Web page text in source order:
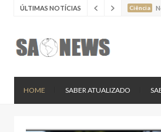
ÚLTIMAS NOTÍCIAS Ciência
HOME SABER ATUALIZADO